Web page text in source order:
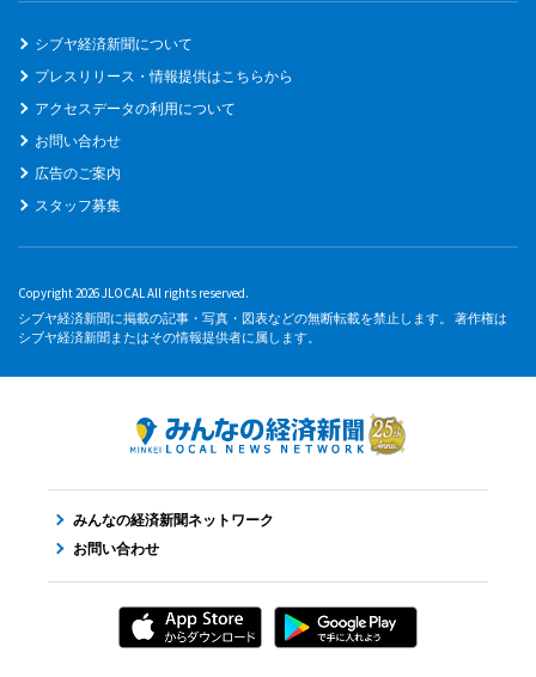
シブヤ経済新聞について
プレスリリース・情報提供はこちらから
アクセスデータの利用について
お問い合わせ
広告のご案内
スタッフ募集
Copyright 2026 JLOCAL All rights reserved.
シブヤ経済新聞に掲載の記事・写真・図表などの無断転載を禁止します。 著作権は
シブヤ経済新聞またはその情報提供者に属します。
みんなの経済新聞ネットワーク
お問い合わせ